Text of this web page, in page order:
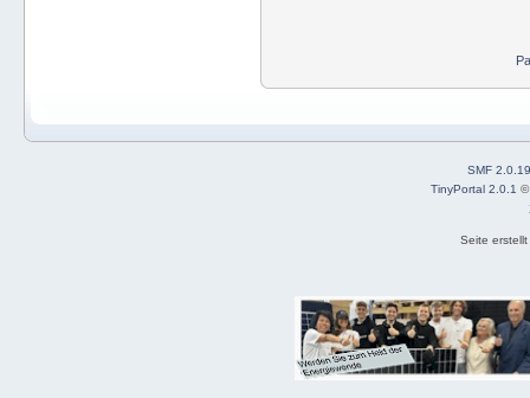
SMF 2.0.19
TinyPortal 2.0.1
Seite